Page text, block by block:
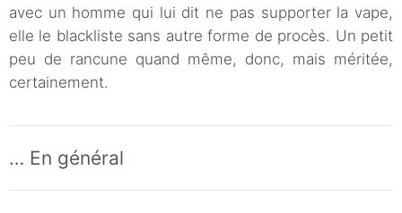
avec un homme qui lui dit ne pas supporter la vape,
elle le blackliste sans autre forme de procès. Un petit
peu de rancune quand même, donc, mais méritée,
certainement.
… En général